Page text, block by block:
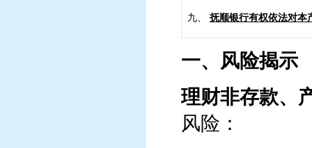
九、 抚顺银行有权依法对本
一、风险揭示
理财非存款、
风险：